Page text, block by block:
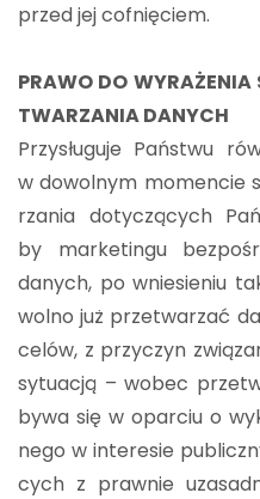
przed jej cof­nię­ciem.
PRAWO DO
TWA­RZA­NIA DA­NYCH
Przy­słu­gu­je Pań­stwu
w do­wol­nym mo­men­cie
rza­nia do­ty­czą­cych
by mar­ke­tin­gu
da­nych, po wnie­sie­niu
wolno już prze­twa­rzać
celów, z przy­czyn
sy­tu­acją – wobec
by­wa się w opar­ciu o
ne­go w in­te­re­sie
cych z praw­nie